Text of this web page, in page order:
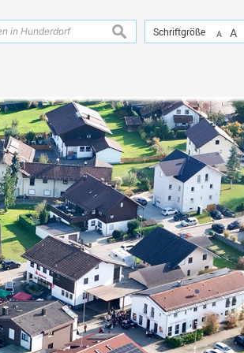
Schriftgröße A A
suchen